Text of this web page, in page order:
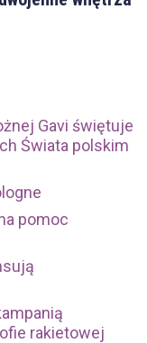
Gavi świętuje
Świata polskim
pomoc
rakietowej